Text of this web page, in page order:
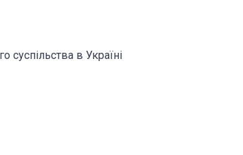
суспільства в Україні